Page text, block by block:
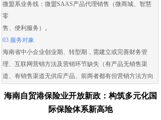
微盟系业务线： 微盟SAAS产品代理销售（微商城、智慧
零
售、便利服务）。
03 服务对象
海南省中小企业创业期、转型期，需建立或完善财务管
理、互联网营销方法及营销环节缺失（有产品无销售渠
道、有销售渠道无供应产品、前两者都有但营销方法方向
海南自贸港保险业开放新政：构筑多元化国
际保险体系新高地